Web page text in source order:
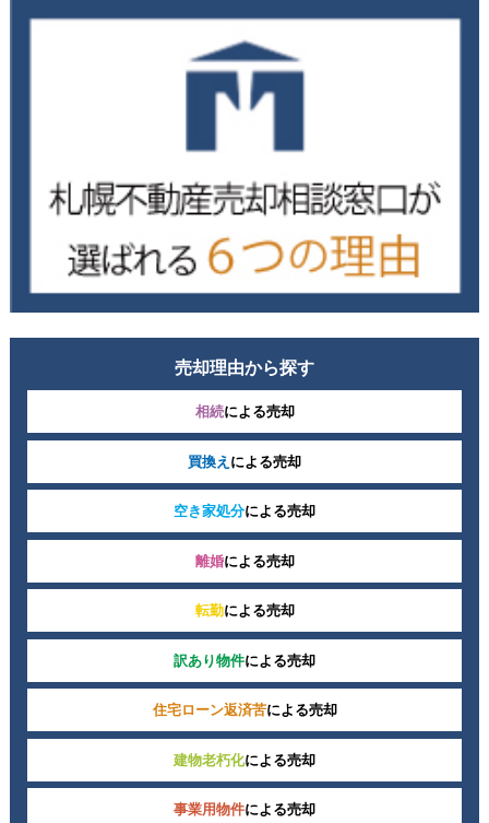
売却理由から探す
相続による売却
買換え による売却
空き家処分による売却
離婚による売却
転勤による売却
訳あり物件による売却
住宅ローン返済苦による売却
建物老朽化による売却
事業用物件による売却